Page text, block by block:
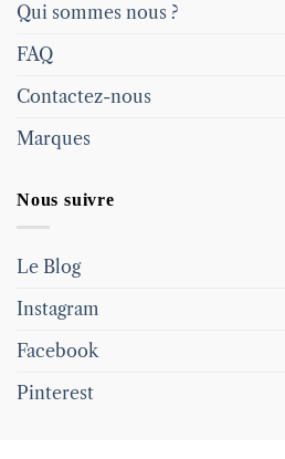
Qui sommes nous ?
FAQ
Contactez-nous
Marques
Nous suivre
Le Blog
Instagram
Facebook
Pinterest